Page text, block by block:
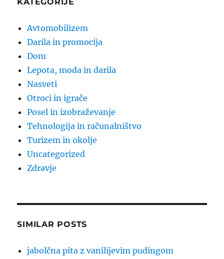
Avtomobilizem
Darila in promocija
Dom
Lepota, moda in darila
Nasveti
Otroci in igrače
Posel in izobraževanje
Tehnologija in računalništvo
Turizem in okolje
Uncategorized
Zdravje
SIMILAR POSTS
jabolčna pita z vanilijevim pudingom